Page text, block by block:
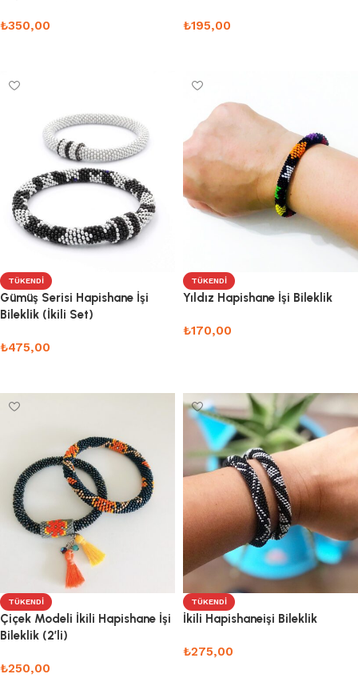
₺350,00 ₺195,00
TÜKENDI
Gümüş Serisi Hapishane İşi
Bileklik (İkili Set)
₺475,00
TÜKENDI
Yıldız Hapishane İşi Bileklik
₺170,00
TÜKENDI
Çiçek Modeli İkili Hapishane İşi
Bileklik (2’li)
₺250,00
TÜKENDI
İkili Hapishaneişi Bileklik
₺275,00